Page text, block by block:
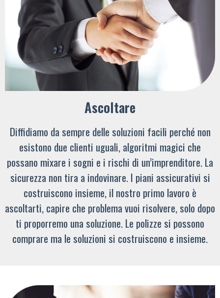
Ascoltare
Diffidiamo da sempre delle soluzioni facili perché non
esistono due clienti uguali, algoritmi magici che
possano mixare i sogni e i rischi di un’imprenditore. La
sicurezza non tira a indovinare. I piani assicurativi si
costruiscono insieme, il nostro primo lavoro è
ascoltarti, capire che problema vuoi risolvere, solo dopo
ti proporremo una soluzione. Le polizze si possono
comprare ma le soluzioni si costruiscono e insieme.